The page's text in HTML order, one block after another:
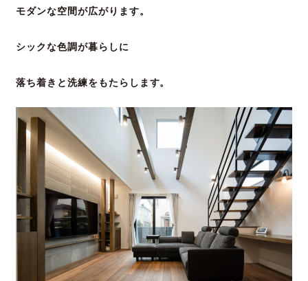
モダンな空間が広がります。
シックな色調が暮らしに
落ち着きと洗練をもたらします。